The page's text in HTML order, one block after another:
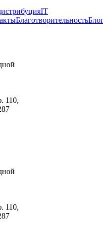
IT
Благотворительность
110,
110,